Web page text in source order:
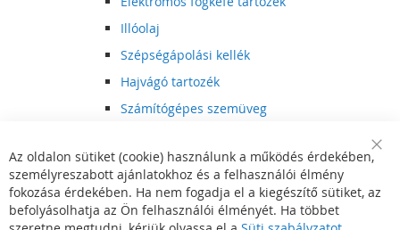
Illóolaj
Szépségápolási kellék
Hajvágó tartozék
Számítógépes szemüveg
Hajvágó kiegészítő
Szórakoztató elektronika
Multimédia
DVD, BluRay lejátszó
Bar
Az oldalon sütiket (cookie) használunk a működés érdekében,
személyreszabott ajánlatokhoz és a felhasználói élmény
fokozása érdekében. Ha nem fogadja el a kiegészítő sütiket, az
befolyásolhatja az Ön felhasználói élményét. Ha többet